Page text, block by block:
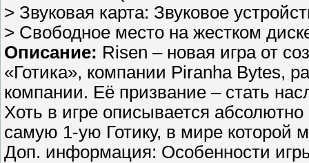
> Звуковая карта: Звуковое
> Свободное место на жестком
Описание: Risen – новая игра от
«Готика», компании Piranha Bytes,
компании. Её призвание – стать
Хоть в игре описывается
самую 1-ую Готику, в мире
Доп. информация: Особенности